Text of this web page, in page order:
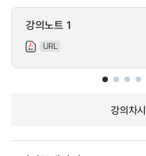
강의노트 1
URL
강의차시